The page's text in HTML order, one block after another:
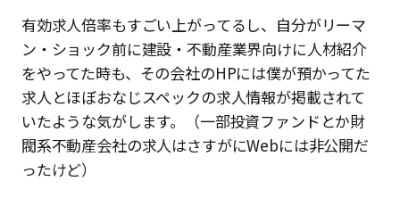
有効求人倍率もすごい上がってるし、自分がリーマ
ン・ショック前に建設・不動産業界向けに人材紹介
をやってた時も、その会社のHPには僕が預かってた
求人とほぼおなじスペックの求人情報が掲載されて
いたような気がします。（一部投資ファンドとか財
閥系不動産会社の求人はさすがにWebには非公開だ
ったけど）